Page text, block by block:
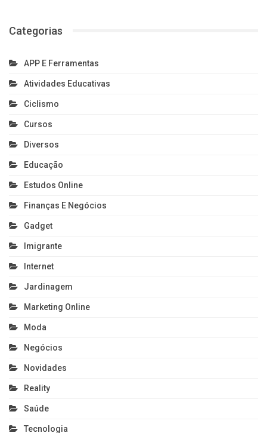
Categorias
APP E Ferramentas
Atividades Educativas
Ciclismo
Cursos
Diversos
Educação
Estudos Online
Finanças E Negócios
Gadget
Imigrante
Internet
Jardinagem
Marketing Online
Moda
Negócios
Novidades
Reality
Saúde
Tecnologia